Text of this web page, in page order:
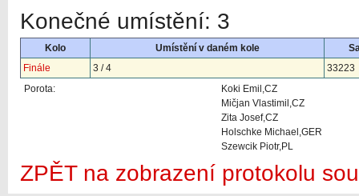
Konečné umístění: 3
Kolo Umístění v daném kole
Finále
3 / 4
33223
Porota:
Koki Emil,CZ
Mičjan Vlastimil,CZ
Zita Josef,CZ
Holschke Michael,GER
Szewcik Piotr,PL
ZPĚT na zobrazení protokolu